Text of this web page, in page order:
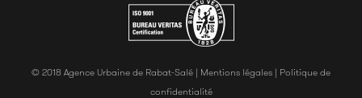
© 2018 Agence Urbaine de Rabat-Salé | Mentions légales | Politique de
confidentialité